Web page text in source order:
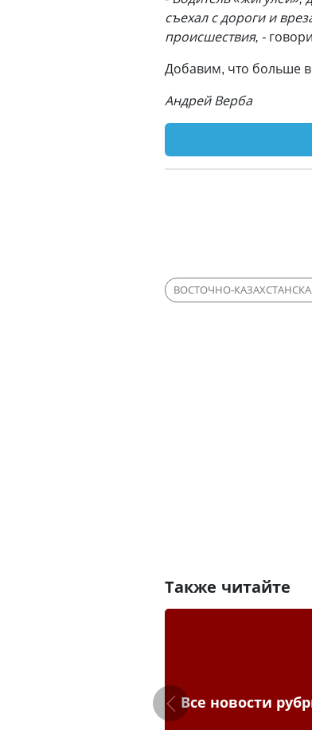
съехал с дороги и
происшествия, -
Добавим, что больше
Андрей Верба
ВОСТОЧНО-
Также читайте
Все новости